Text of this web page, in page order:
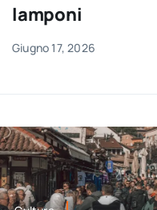
lamponi
Giugno 17, 2026